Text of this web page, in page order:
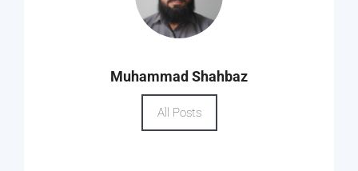
Muhammad Shahbaz
All Posts